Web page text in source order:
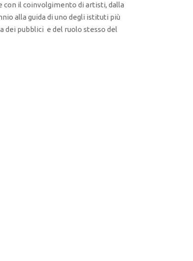
con il coinvolgimento di artisti, dalla
alla guida di uno degli istituti più
dei pubblici e del ruolo stesso del